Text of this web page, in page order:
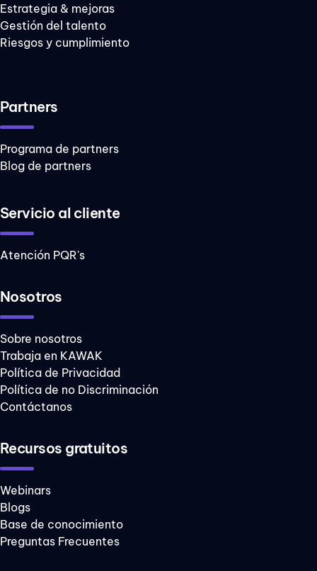
comunicación
toxica equipos
empoderamiento
femenino
sostenible
esencia
home office
humillacion
niños
comunicación
productividad de
Estrategia & mejoras
Gestión del talento
Riesgos y cumplimiento
Partners
Programa de partners
Blog de partners
Servicio al cliente
Atención PQR's
Nosotros
Sobre nosotros
Trabaja en KAWAK
Política de Privacidad
Política de no Discriminación
Contáctanos
Recursos gratuitos
Webinars
Blogs
Base de conocimiento
Preguntas Frecuentes